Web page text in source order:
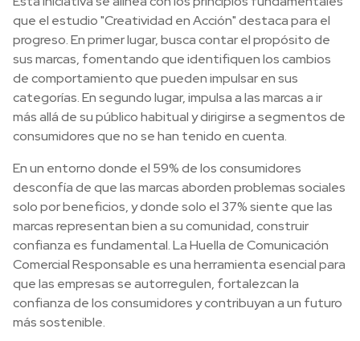
que el estudio "Creatividad en Acción" destaca para el
progreso. En primer lugar, busca contar el propósito de
sus marcas, fomentando que identifiquen los cambios
de comportamiento que pueden impulsar en sus
categorías. En segundo lugar, impulsa a las marcas a ir
más allá de su público habitual y dirigirse a segmentos de
consumidores que no se han tenido en cuenta.
En un entorno donde el 59% de los consumidores
desconfía de que las marcas aborden problemas sociales
solo por beneficios, y donde solo el 37% siente que las
marcas representan bien a su comunidad, construir
confianza es fundamental. La Huella de Comunicación
Comercial Responsable es una herramienta esencial para
que las empresas se autorregulen, fortalezcan la
confianza de los consumidores y contribuyan a un futuro
más sostenible.